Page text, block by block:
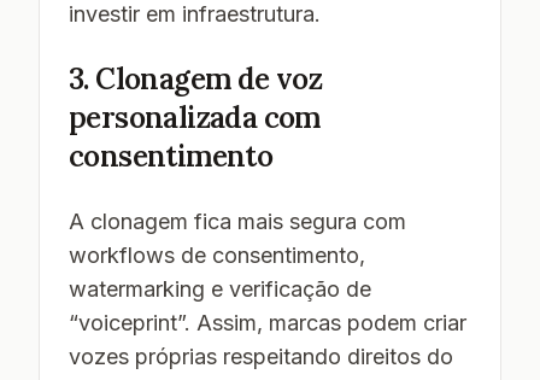
investir em infraestrutura.
3. Clonagem de voz
personalizada com
consentimento
A clonagem fica mais segura com
workflows de consentimento,
watermarking e verificação de
“voiceprint”. Assim, marcas podem criar
vozes próprias respeitando direitos do